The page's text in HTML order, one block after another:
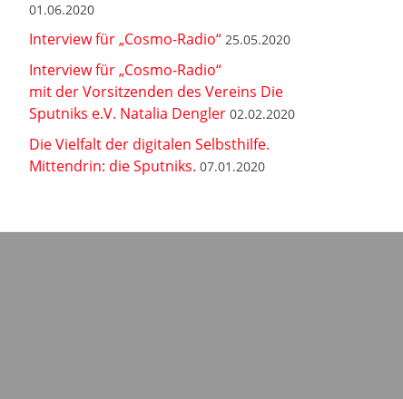
01.06.2020
Interview für „Cosmo-Radio“ 25.05.2020
Interview für „Cosmo-Radio“
mit der Vorsitzenden des Vereins Die
Sputniks e.V. Natalia Dengler 02.02.2020
Die Vielfalt der digitalen Selbsthilfe.
Mittendrin: die Sputniks. 07.01.2020